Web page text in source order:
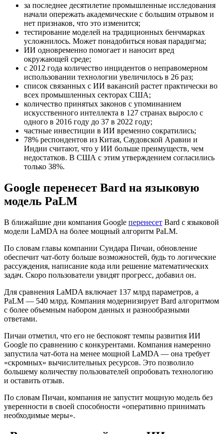
за последнее десятилетие промышленные исследования
начали опережать академические с большим отрывом и
нет признаков, что это изменится;
тестирование моделей на традиционных бенчмарках
усложнилось. Может понадобиться новая парадигма;
ИИ одновременно помогает и наносит вред
окружающей среде;
с 2012 года количество инцидентов о неправомерном
использовании технологии увеличилось в 26 раз;
список связанных с ИИ вакансий растет практически во
всех промышленных секторах США;
количество принятых законов с упоминанием
искусственного интеллекта в 127 странах выросло с
одного в 2016 году до 37 в 2022 году;
частные инвестиции в ИИ временно сократились;
78% респондентов из Китая, Саудовской Аравии и
Индии считают, что у ИИ больше преимуществ, чем
недостатков. В США с этим утверждением согласились
только 38%.
Google перенесет Bard на языковую
модель PaLM
В ближайшие дни компания Google перенесет Bard с языковой
модели LaMDA на более мощный алгоритм PaLM.
По словам главы компании Сундара Пичаи, обновление
обеспечит чат-боту больше возможностей, будь то логические
рассуждения, написание кода или решение математических
задач. Скоро пользователи увидят прогресс, добавил он.
Для сравнения LaMDA включает 137 млрд параметров, а
PaLM — 540 млрд. Компания модернизирует Bard алгоритмом
с более объемным набором данных и разнообразными
ответами.
Пичаи отметил, что его не беспокоят темпы развития ИИ
Google по сравнению с конкурентами. Компания намеренно
запустила чат-бота на менее мощной LaMDA — она требует
«скромных» вычислительных ресурсов. Это позволило
большему количеству пользователей опробовать технологию
и оставить отзыв.
По словам Пичаи, компания не запустит мощную модель без
уверенности в своей способности «оперативно принимать
необходимые меры».